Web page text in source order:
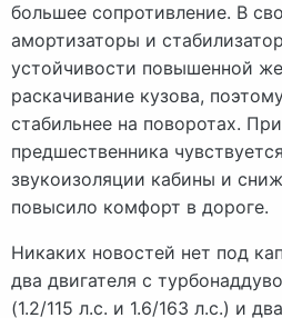
большее сопротивление. В
амортизаторы и
устойчивости повышенной
раскачивание кузова,
стабильнее на поворотах.
предшественника
звукоизоляции кабины и
повысило комфорт в дороге.
Никаких новостей нет под
два двигателя с
(1.2/115 л.с. и 1.6/163 л.с.) и